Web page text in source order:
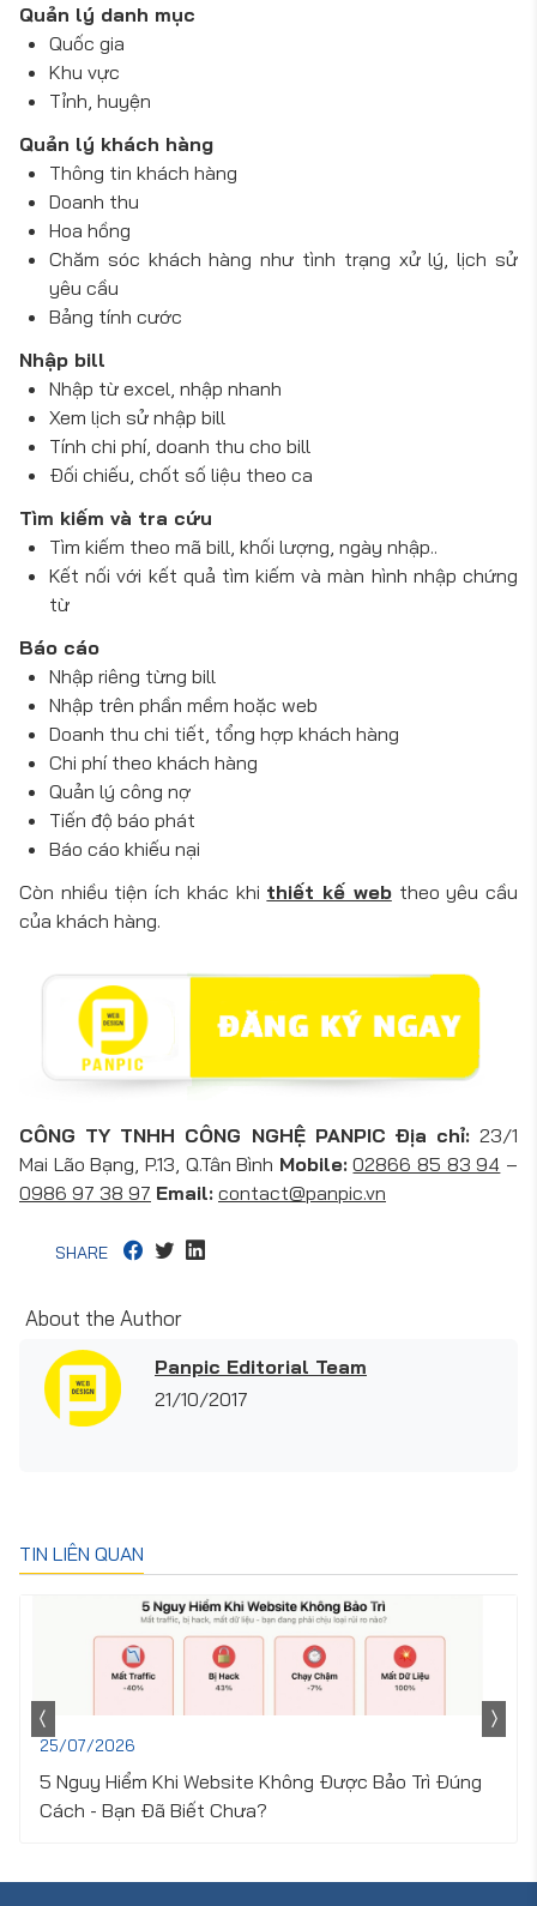
Quản lý danh mục
Quốc gia
Khu vực
Tỉnh, huyện
Quản lý khách hàng
Thông tin khách hàng
Doanh thu
Hoa hồng
Chăm sóc khách hàng như tình trạng xử lý, lịch sử
yêu cầu
Bảng tính cước
Nhập bill
Nhập từ excel, nhập nhanh
Xem lịch sử nhập bill
Tính chi phí, doanh thu cho bill
Đối chiếu, chốt số liệu theo ca
Tìm kiếm và tra cứu
Tìm kiếm theo mã bill, khối lượng, ngày nhập..
Kết nối với kết quả tìm kiếm và màn hình nhập chứng
từ
Báo cáo
Nhập riêng từng bill
Nhập trên phần mềm hoặc web
Doanh thu chi tiết, tổng hợp khách hàng
Chi phí theo khách hàng
Quản lý công nợ
Tiến độ báo phát
Báo cáo khiếu nại
Còn nhiều tiện ích khác khi thiết kế webtheo yêu cầu
của khách hàng.
CÔNG TY TNHH CÔNG NGHỆ PANPIC Địa chỉ: 23/1
Mai Lão Bạng, P.13, Q.Tân Bình Mobile: 02866 85 83 94 –
0986 97 38 97 Email: contact@panpic.vn
SHARE
About the Author
Panpic Editorial Team
21/10/2017
TIN LIÊN QUAN
25/07/2026
5 Nguy Hiểm Khi Website Không Được Bảo Trì Đúng
Cách - Bạn Đã Biết Chưa?